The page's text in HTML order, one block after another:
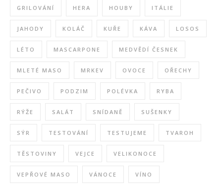
GRILOVÁNÍ HERA HOUBY ITÁLIE
JAHODY KOLÁČ KUŘE KÁVA LOSOS
LÉTO MASCARPONE MEDVĚDÍ ČESNEK
MLETÉ MASO MRKEV OVOCE OŘECHY
PEČIVO PODZIM POLÉVKA RYBA
RÝŽE SALÁT SNÍDANĚ SUŠENKY
SÝR TESTOVÁNÍ TESTUJEME TVAROH
TĚSTOVINY VEJCE VELIKONOCE
VEPŘOVÉ MASO VÁNOCE VÍNO